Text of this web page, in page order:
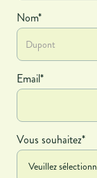
Nom*
Email*
Vous souhaitez*